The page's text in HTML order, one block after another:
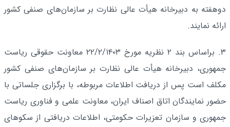
دوهفته به دبیرخانه هیأت عالی نظارت بر سازمان‌های صنفی کشور
ارائه نمایند.
۳. براساس بند ۲ نظریه مورخ ۲۲/۲/۱۴۰۳ معاونت حقوقی ریاست
جمهوری، دبیرخانه هیأت عالی نظارت بر سازمان‌های صنفی کشور
مکلف است پس از دریافت اطلاعات مربوطه، با برگزاری جلساتی با
حضور نمایندگان اتاق اصناف ایران، معاونت علمی و فناوری ریاست
جمهوری و سازمان تعزیرات حکومتی، اطلاعات دریافتی از سکوهای